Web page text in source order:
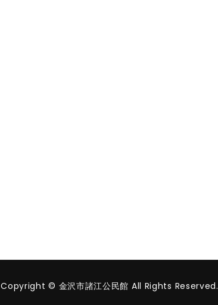
Copyright © 金沢市諸江公民館 All Rights Reserved.